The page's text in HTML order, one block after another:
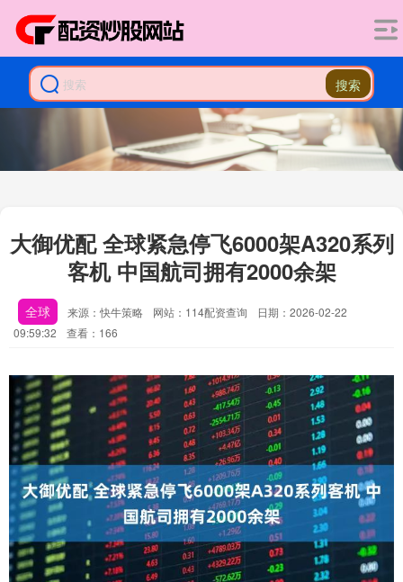
搜索
大御优配 全球紧急停飞6000架A320系列
客机 中国航司拥有2000余架
全球 来源：快牛策略 网站：114配资查询
日期：2026-02-22
09:59:32
查看：166